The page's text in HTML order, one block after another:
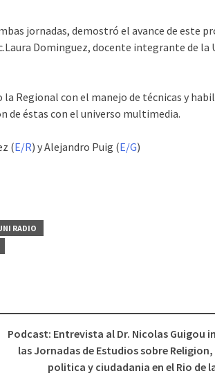
jornadas, demostró el avance de este
Dominguez, docente integrante de la
Regional con el manejo de técnicas y
de éstas con el universo multimedia.
(E/R) y Alejandro Puig (E/G)
RADIO
Podcast: Entrevista al Dr. Nicolas Guigou
las Jornadas de Estudios sobre
politica y ciudadania en el Rio de